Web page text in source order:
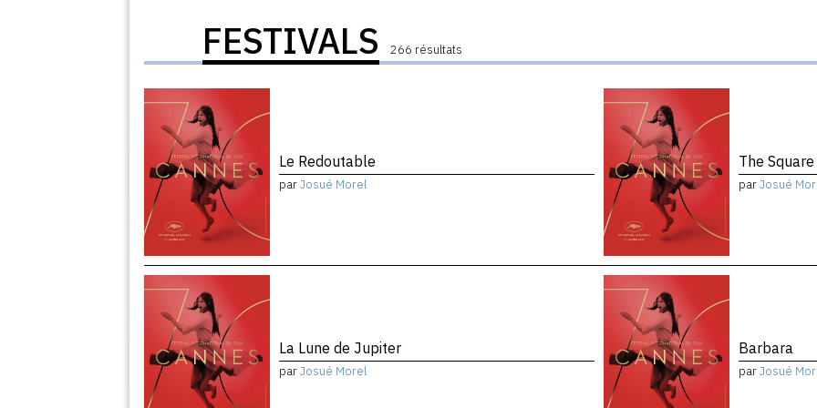
FESTIVALS 266 résultats
Le Redoutable
parJosué Morel
The Square
parJosué
La Lune de Jupiter
parJosué Morel
Barbara
parJosué